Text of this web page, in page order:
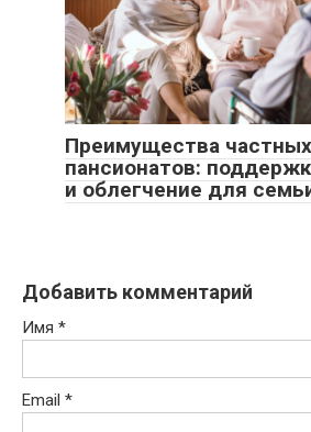
Преимущества частных
пансионатов:
и облегчение для
Добавить комментарий
Имя *
Email *